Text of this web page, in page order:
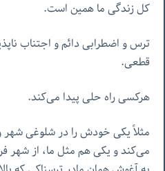
کل زندگی ما همین است.
ترس و اضطرابی دائم و اجتناب
قطعی.
هرکسی راه حلی پیدا می‌کند.
مثلاً یکی خودش را در شلوغی شهر
می‌کند و یکی هم مثل ما، از شهر